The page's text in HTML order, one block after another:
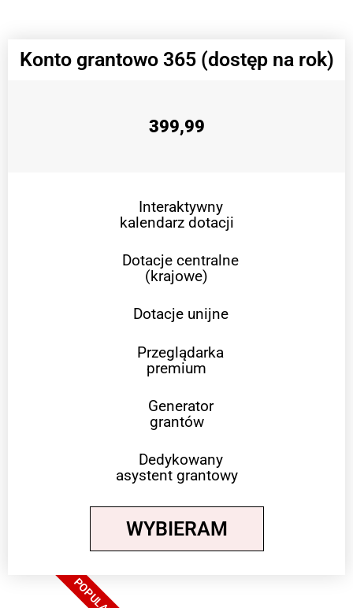
Konto grantowo 365 (dostęp na rok)
399,99
Interaktywny
kalendarz dotacji
Dotacje centralne
(krajowe)
Dotacje unijne
Przeglądarka
premium
Generator
grantów
Dedykowany
asystent grantowy
WYBIERAM